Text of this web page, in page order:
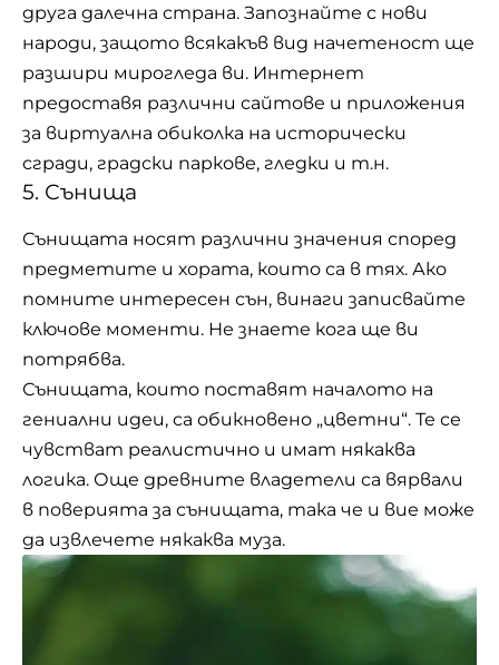
друга далечна страна. Запознайте с нови
народи, защото всякакъв вид начетеност ще
разшири мирогледа ви. Интернет
предоставя различни сайтове и приложения
за виртуална обиколка на исторически
сгради, градски паркове, гледки и т.н.
5. Сънища
Сънищата носят различни значения според
предметите и хората, които са в тях. Ако
помните интересен сън, винаги записвайте
ключове моменти. Не знаете кога ще ви
потрябва.
Сънищата, които поставят началото на
гениални идеи, са обикновено „цветни“. Те се
чувстват реалистично и имат някаква
логика. Още древните владетели са вярвали
в поверията за сънищата, така че и вие може
да извлечете някаква муза.